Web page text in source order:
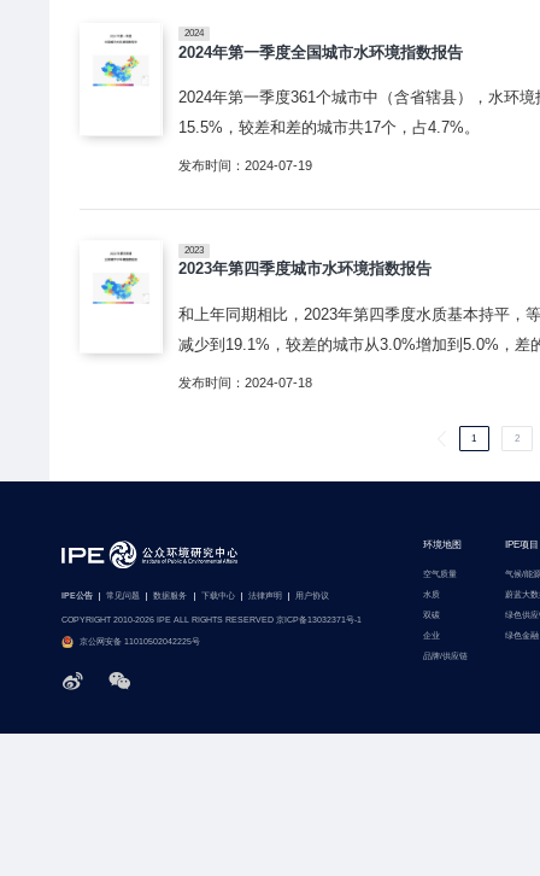
2024
2024年第一季度全国城市水环境指数报告
2024年第一季度361个城市中（含省辖县），水环
15.5%，较差和差的城市共17个，占4.7%。
发布时间：2024-07-19
2023
2023年第四季度城市水环境指数报告
和上年同期相比，2023年第四季度水质基本持平，
减少到19.1%，较差的城市从3.0%增加到5.0%，差
发布时间：2024-07-18
1 2
IPE公告 常见问题 数据服务 下载中心 法律声明 用户协议
COPYRIGHT 2010-2026 IPE ALL RIGHTS RESERVED 京ICP备13032371号-1
京公网安备 11010502042225号
环境地图
空气质量
水质
双碳
企业
品牌/供应链
IPE项目
气候/能源
蔚蓝大数
绿色供应
绿色金融